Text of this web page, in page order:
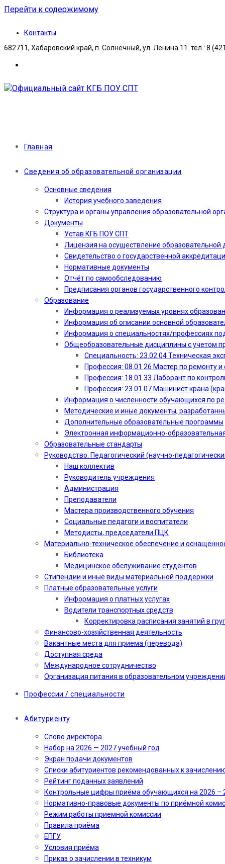
Перейти к содержимому
Контакты
682711, Хабаровский край, п. Солнечный, ул. Ленина 11. тел.: 8
Главная
Сведения об образовательной организации
Основные сведения
История учебного заведения
Структура и органы управления образовательной
Документы
Устав КГБ ПОУ СПТ
Лицензия на осуществление образовательной
Свидетельство о государственной
Нормативные документы
Отчёт по самообследованию
Предписания органов государственного
Образование
Информация о реализуемых уровнях
Информация об описании основной
Информация о специальностях/профессиях
Общеобразовательные дисциплины с учетом
Специальность: 23.02.04 Техническая
Профессия: 08.01.26 Мастер по ремонту
Профессия: 18.01.33 Лаборант по
Профессия: 23.01.07 Машинист крана
Информация о численности обучающихся по
Методические и иные документы,
Дополнительные образовательные программы
Электронная информационно-
Образовательные стандарты
Руководство. Педагогический (научно-
Наш коллектив
Руководитель учреждения
Администрация
Преподаватели
Мастера производственного обучения
Социальные педагоги и воспитатели​
Методисты, председатели ПЦК
Материально-техническое обеспечение и
Библиотека
Медицинское обслуживание студентов
Стипендии и иные виды материальной поддержки
Платные образовательные услуги
Информация о платных услугах
Водители транспортных средств
Корректировка расписания занятий в
Финансово-хозяйственная деятельность
Вакантные места для приема (перевода)
Доступная среда
Международное сотрудничество
Организация питания в образовательном
Профессии / специальности
Абитуриенту
Слово директора
Набор на 2026 — 2027 учебный год
Экран подачи документов
Cписки абитуриентов рекомендованных к
Рейтинг поданных заявлений
Контрольные цифры приёма обучающихся на 2026 –
Нормативно-правовые документы по приёмной
Режим работы приемной комиссии
Правила приёма
ЕПГУ
Условия приёма
Приказ о зачислении в техникум